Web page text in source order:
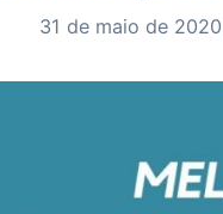
31 de maio de 2020